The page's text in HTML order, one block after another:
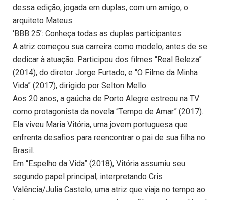
dessa edição, jogada em duplas, com um amigo, o
arquiteto Mateus.
‘BBB 25’: Conheça todas as duplas participantes
A atriz começou sua carreira como modelo, antes de se
dedicar à atuação. Participou dos filmes “Real Beleza”
(2014), do diretor Jorge Furtado, e “O Filme da Minha
Vida” (2017), dirigido por Selton Mello.
Aos 20 anos, a gaúcha de Porto Alegre estreou na TV
como protagonista da novela “Tempo de Amar” (2017).
Ela viveu Maria Vitória, uma jovem portuguesa que
enfrenta desafios para reencontrar o pai de sua filha no
Brasil.
Em “Espelho da Vida” (2018), Vitória assumiu seu
segundo papel principal, interpretando Cris
Valência/Julia Castelo, uma atriz que viaja no tempo ao